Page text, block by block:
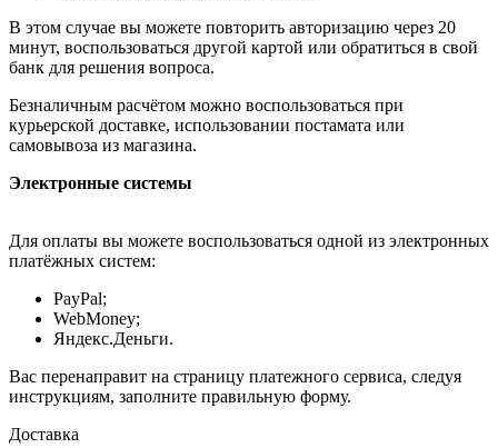
В этом случае вы можете повторить авторизацию через 20
минут, воспользоваться другой картой или обратиться в свой
банк для решения вопроса.
Безналичным расчётом можно воспользоваться при
курьерской доставке, использовании постамата или
самовывоза из магазина.
Электронные системы
Для оплаты вы можете воспользоваться одной из электронных
платёжных систем:
PayPal;
WebMoney;
Яндекс.Деньги.
Вас перенаправит на страницу платежного сервиса, следуя
инструкциям, заполните правильную форму.
Доставка